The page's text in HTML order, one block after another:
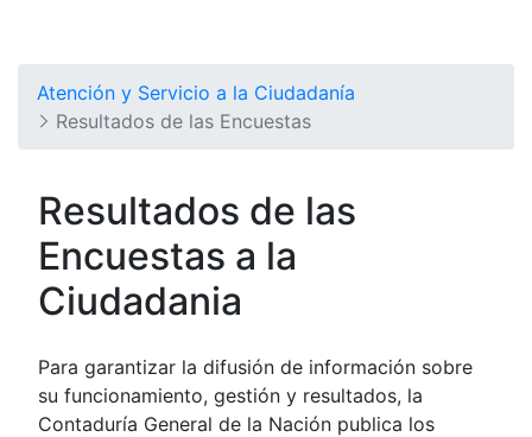
Atención y Servicio a la Ciudadanía
Resultados de las Encuestas
Resultados de las
Encuestas a la
Ciudadania
Para garantizar la difusión de información sobre
su funcionamiento, gestión y resultados, la
Contaduría General de la Nación publica los